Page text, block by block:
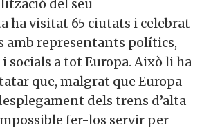
del seu
ha visitat 65 ciutats i celebrat
amb representants polítics,
socials a tot Europa. Això li ha
que, malgrat que Europa
dels trens d’alta
fer-los servir per